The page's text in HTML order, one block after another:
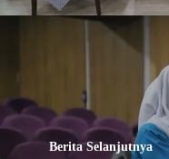
Berita Selanjutnya